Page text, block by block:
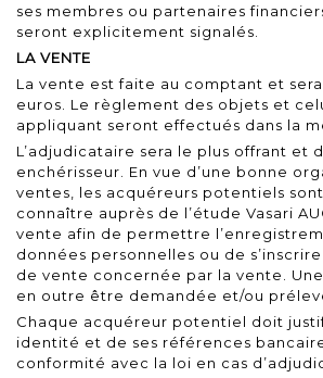
ses membres ou partenaires
seront explicitement signalés.
LA VENTE
La vente est faite au comptant et
euros. Le règlement des objets et
appliquant seront effectués dans la
L’adjudicataire sera le plus offrant et
enchérisseur. En vue d’une bonne
ventes, les acquéreurs potentiels
connaître auprès de l’étude Vasari
vente afin de permettre
données personnelles ou de
de vente concernée par la vente.
en outre être demandée et/ou
Chaque acquéreur potentiel doit
identité et de ses références
conformité avec la loi en cas